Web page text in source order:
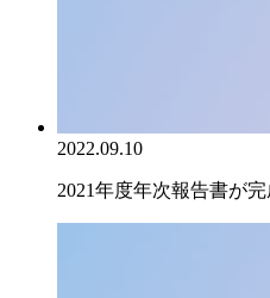
2022.09.10
2021年度年次報告書が